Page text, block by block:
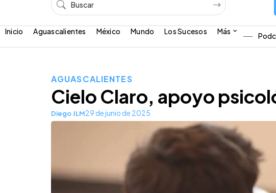
Inicio Aguascalientes México Mundo Los Sucesos Más
AGUASCALIENTES
Cielo Claro, apoyo
Diego JLM29 de junio de 2025